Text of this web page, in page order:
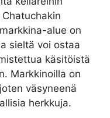
alue on
sieltä voi ostaa
käsitöistä
Markkinoilla on
väsyneenä
herkkuja.